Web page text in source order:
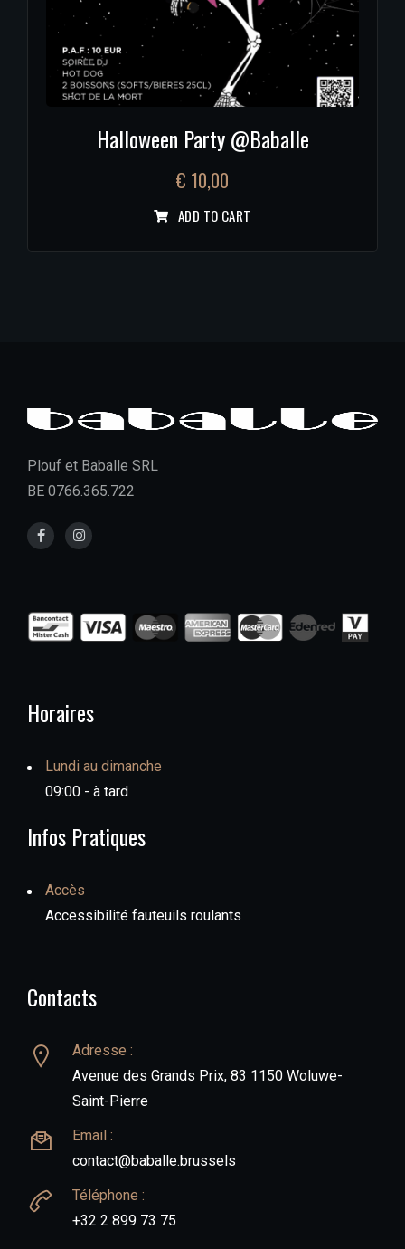
Halloween Party @Baballe
€ 10,00
ADD TO CART
Plouf et Baballe SRL
BE 0766.365.722
Horaires
Lundi au dimanche
09:00 - à tard
Infos Pratiques
Accès
Accessibilité fauteuils roulants
Contacts
Adresse :
Avenue des Grands Prix, 83 1150 Woluwe-
Saint-Pierre
Email :
contact@baballe.brussels
Téléphone :
+32 2 899 73 75